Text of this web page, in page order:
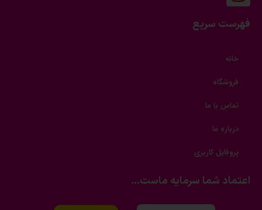
فهرست سریع
خانه
فروشگاه
تماس با ما
درباره ما
پروفایل کاربری
اعتماد شما سرمایه ماست...